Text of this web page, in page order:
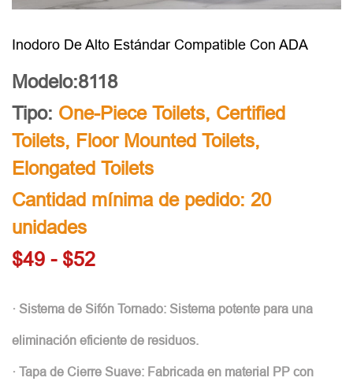
Inodoro De Alto Estándar Compatible Con ADA
Modelo:8118
Tipo: One-Piece Toilets, Certified
Toilets, Floor Mounted Toilets,
Elongated Toilets
Cantidad mínima de pedido: 20
unidades
$49 - $52
· Sistema de Sifón Tornado: Sistema potente para una
eliminación eficiente de residuos.
· Tapa de Cierre Suave: Fabricada en material PP con